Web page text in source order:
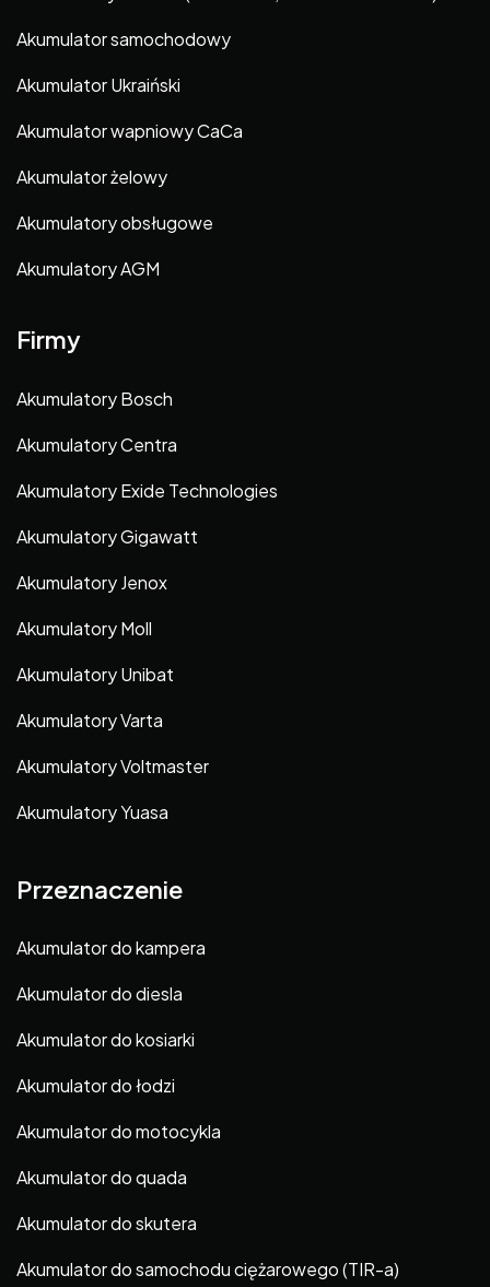
Akumulator samochodowy
Akumulator Ukraiński
Akumulator wapniowy CaCa
Akumulator żelowy
Akumulatory obsługowe
Akumulatory AGM
Firmy
Akumulatory Bosch
Akumulatory Centra
Akumulatory Exide Technologies
Akumulatory Gigawatt
Akumulatory Jenox
Akumulatory Moll
Akumulatory Unibat
Akumulatory Varta
Akumulatory Voltmaster
Akumulatory Yuasa
Przeznaczenie
Akumulator do kampera
Akumulator do diesla
Akumulator do kosiarki
Akumulator do łodzi
Akumulator do motocykla
Akumulator do quada
Akumulator do skutera
Akumulator do samochodu ciężarowego (TIR-a)